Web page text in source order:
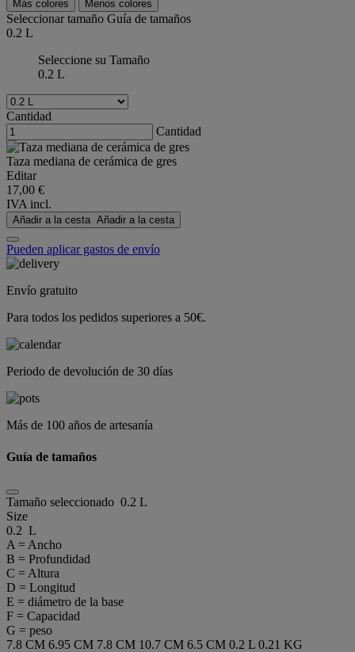
Más colores Menos colores
Seleccionar tamaño Guía de tamaños
0.2 L
Seleccione su Tamaño
0.2 L
Cantidad
Cantidad
Taza mediana de cerámica de gres
Editar
17,00 €
IVA incl.
Añadir a la cesta Añadir a la cesta
Pueden aplicar gastos de envío
Envío gratuito
Para todos los pedidos superiores a 50€.
Periodo de devolución de 30 días
Más de 100 años de artesanía
Guía de tamaños
Tamaño seleccionado 0.2 L
Size
0.2 L
A = Ancho
B = Profundidad
C = Altura
D = Longitud
E = diámetro de la base
F = Capacidad
G = peso
7.8 CM 6.95 CM 7.8 CM 10.7 CM 6.5 CM 0.2 L 0.21 KG